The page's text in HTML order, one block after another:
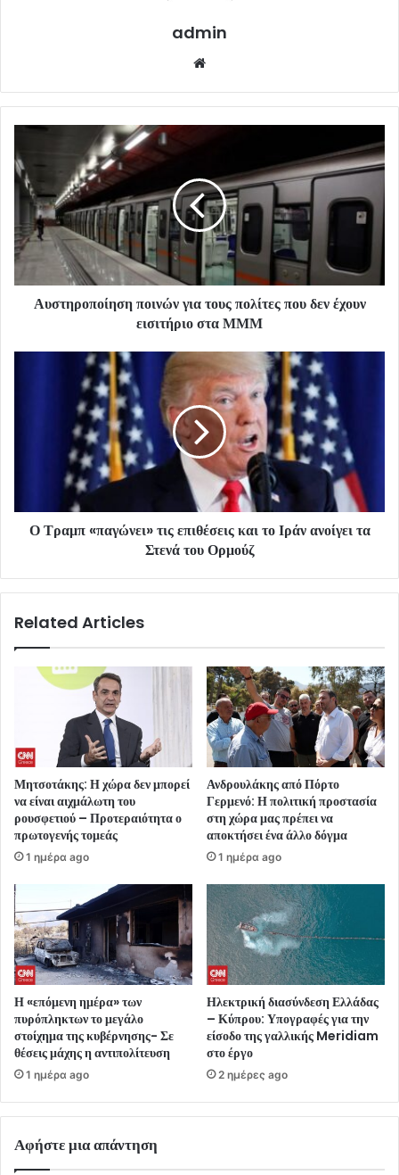
admin
Αυστηροποίηση ποινών για τους πολίτες που δεν έχουν
εισιτήριο στα ΜΜΜ
Ο Τραμπ «παγώνει» τις επιθέσεις και το Ιράν ανοίγει τα
Στενά του Ορμούζ
Related Articles
Μητσοτάκης: Η χώρα δεν μπορεί
να είναι αιχμάλωτη του
ρουσφετιού – Προτεραιότητα ο
πρωτογενής τομεάς
1 ημέρα ago
Ανδρουλάκης από Πόρτο
Γερμενό: Η πολιτική προστασία
στη χώρα μας πρέπει να
αποκτήσει ένα άλλο δόγμα
1 ημέρα ago
Η «επόμενη ημέρα» των
πυρόπληκτων το μεγάλο
στοίχημα της κυβέρνησης- Σε
θέσεις μάχης η αντιπολίτευση
1 ημέρα ago
Ηλεκτρική διασύνδεση Ελλάδας
– Κύπρου: Υπογραφές για την
είσοδο της γαλλικής Meridiam
στο έργο
2 ημέρες ago
Αφήστε μια απάντηση